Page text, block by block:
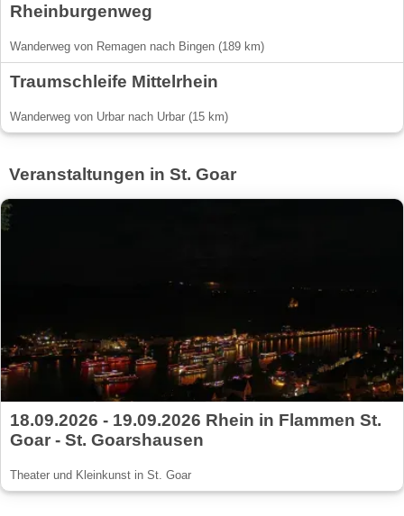
Rheinburgenweg
Wanderweg von Remagen nach Bingen (189 km)
Traumschleife Mittelrhein
Wanderweg von Urbar nach Urbar (15 km)
Veranstaltungen in St. Goar
18.09.2026 - 19.09.2026 Rhein in Flammen St.
Goar - St. Goarshausen
Theater und Kleinkunst in St. Goar